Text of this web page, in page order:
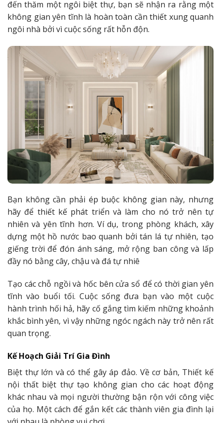
đến thăm một ngôi biệt thự, bạn sẽ nhận ra rằng một
không gian yên tĩnh là hoàn toàn cần thiết xung quanh
ngôi nhà bởi vì cuộc sống rất hỗn độn.
Bạn không cần phải ép buộc không gian này, nhưng
hãy để thiết kế phát triển và làm cho nó trở nên tự
nhiên và yên tĩnh hơn. Ví dụ, trong phòng khách, xây
dựng một hồ nước bao quanh bởi tán lá tự nhiên, tạo
giếng trời để đón ánh sáng, mở rộng ban công và lấp
đầy nó bằng cây, chậu và đá tự nhiê
Tạo các chỗ ngồi và hốc bên cửa sổ để có thời gian yên
tĩnh vào buổi tối. Cuộc sống đưa bạn vào một cuộc
hành trình hối hả, hãy cố gắng tìm kiếm những khoảnh
khắc bình yên, vì vậy những ngóc ngách này trở nên rất
quan trọng.
Kế Hoạch Giải Trí Gia Đình
Biệt thự lớn và có thể gây áp đảo. Về cơ bản, Thiết kế
nội thất biệt thự tạo không gian cho các hoạt động
khác nhau và mọi người thường bận rộn với công việc
của họ. Một cách để gắn kết các thành viên gia đình lại